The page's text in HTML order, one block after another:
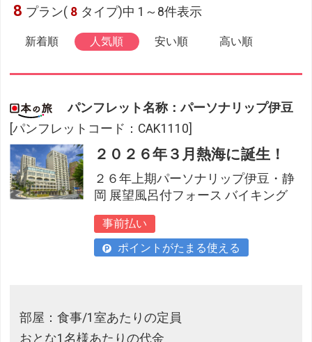
8 プラン( 8 タイプ)中 1～8件表示
新着順 人気順 安い順 高い順
パンフレット名称：パーソナリップ伊豆
[パンフレットコード：CAK1110]
２０２６年３月熱海に誕生！
２６年上期パーソナリップ伊豆・静
岡 展望風呂付フォース バイキング
事前払い
ポイントがたまる使える
部屋：食事/1室あたりの定員
おとな1名様あたりの代金